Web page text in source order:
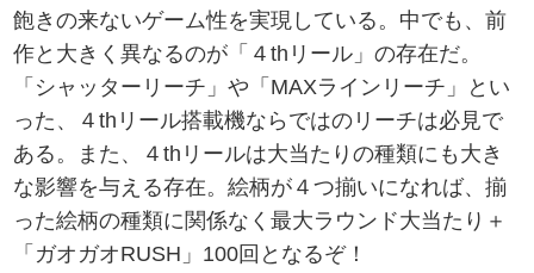
飽きの来ないゲーム性を実現している。中でも、前
作と大きく異なるのが「４thリール」の存在だ。
「シャッターリーチ」や「MAXラインリーチ」とい
った、４thリール搭載機ならではのリーチは必見で
ある。また、４thリールは大当たりの種類にも大き
な影響を与える存在。絵柄が４つ揃いになれば、揃
った絵柄の種類に関係なく最大ラウンド大当たり＋
「ガオガオRUSH」100回となるぞ！